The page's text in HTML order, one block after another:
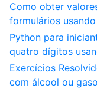
Como obter
formulários
Python para
quatro dígitos
Exercícios
com álcool ou